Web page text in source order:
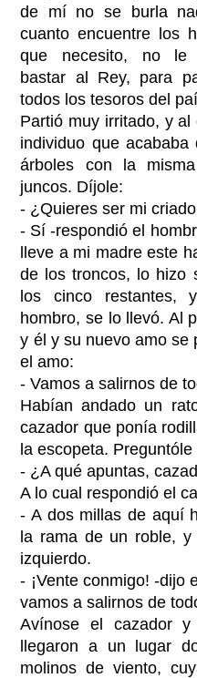
de mí no se burla
cuanto encuentre los
que necesito, no
bastar al Rey, para
todos los tesoros del
Partió muy irritado, y
individuo que
árboles con la
juncos. Díjole:
- ¿Quieres ser mi
- Sí -respondió el
lleve a mi madre este
de los troncos, lo hizo
los cinco restantes,
hombro, se lo llevó. Al
y él y su nuevo amo se
el amo:
- Vamos a salirnos de
Habían andado un
cazador que ponía
la escopeta. Preguntóle
- ¿A qué apuntas,
A lo cual respondió el
- A dos millas de aquí
la rama de un roble,
izquierdo.
- ¡Vente conmigo! -dijo
vamos a salirnos de
Avínose el cazador
llegaron a un lugar
molinos de viento,